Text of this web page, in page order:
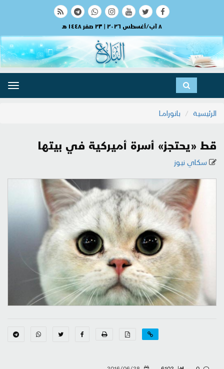
٨ آب/أغسطس ٢٠٢٦ | ٢٣ صفر ١٤٤٨ هـ
الرئيسية
بانورامــا
قط «يحتجز» أسرة أميركية في بيتها
سكاي نيوز